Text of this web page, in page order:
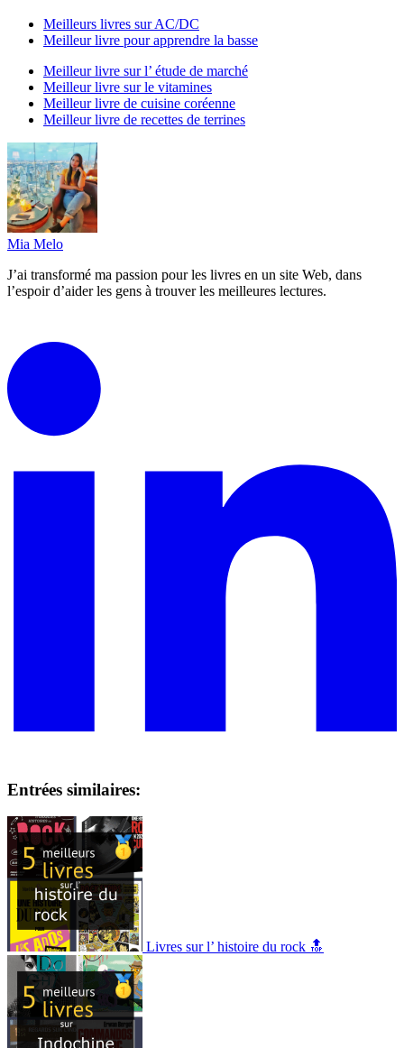
Meilleurs livres sur AC/DC
Meilleur livre pour apprendre la basse
Meilleur livre sur l’ étude de marché
Meilleur livre sur le vitamines
Meilleur livre de cuisine coréenne
Meilleur livre de recettes de terrines
Mia Melo
J’ai transformé ma passion pour les livres en un site Web, dans
l’espoir d’aider les gens à trouver les meilleures lectures.
Entrées similaires:
Livres sur l’ histoire du rock 🔝